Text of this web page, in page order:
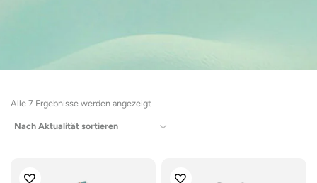
Alle 7 Ergebnisse werden angezeigt
Aktualität